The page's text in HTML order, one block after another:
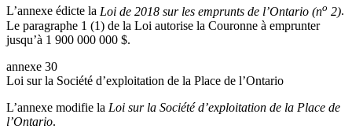
L’annexe édicte la Loi de 2018 sur les emprunts de l’Ontario (no 2).
Le paragraphe 1 (1) de la Loi autorise la Couronne à emprunter
jusqu’à 1 900 000 000 $.
annexe 30
Loi sur la Société d’exploitation de la Place de l’Ontario
L’annexe modifie la Loi sur la Société d’exploitation de la Place de
l’Ontario.